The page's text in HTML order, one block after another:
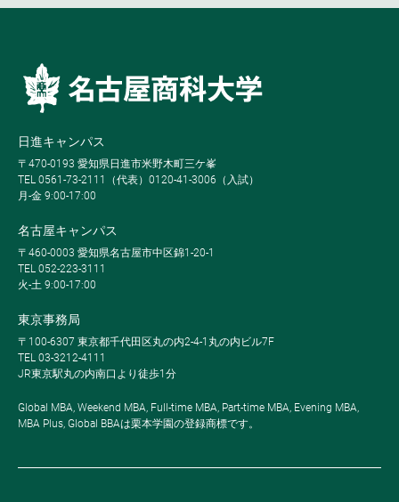
日進キャンパス
〒470-0193 愛知県日進市米野木町三ケ峯
TEL 0561-73-2111（代表）0120-41-3006（入試）
月-金 9:00-17:00
名古屋キャンパス
〒460-0003 愛知県名古屋市中区錦1-20-1
TEL 052-223-3111
火-土 9:00-17:00
東京事務局
〒100-6307 東京都千代田区丸の内2-4-1丸の内ビル7F
TEL 03-3212-4111
JR東京駅丸の内南口より徒歩1分
Global MBA, Weekend MBA, Full-time MBA, Part-time MBA, Evening MBA,
MBA Plus, Global BBAは栗本学園の登録商標です。